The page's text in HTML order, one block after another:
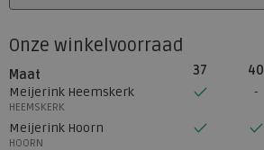
Onze winkelvoorraad
Maat 37 40
Meijerink Heemskerk
HEEMSKERK
Meijerink Hoorn
HOORN